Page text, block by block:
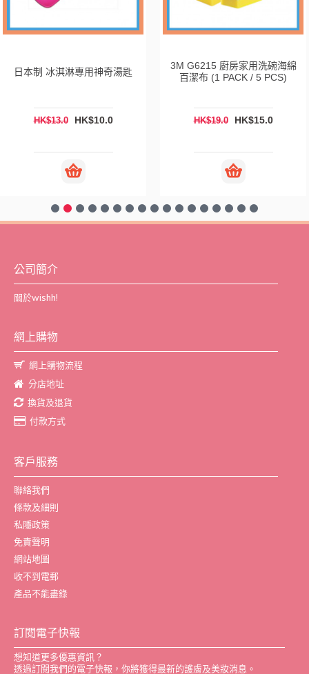
日本制 冰淇淋專用神奇湯匙
HK$13.0 HK$10.0
3M G6215 廚房家用洗碗海綿
百潔布 (1 PACK / 5 PCS)
HK$19.0 HK$15.0
公司簡介
關於wishh!
網上購物
網上購物流程
分店地址
換貨及退貨
付款方式
客戶服務
聯絡我們
條款及細則
私隱政策
免責聲明
網站地圖
收不到電郵
產品不能盡錄
訂閱電子快報
想知道更多優惠資訊？
透過訂閱我們的電子快報，你將獲得最新的護膚及美妝消息。